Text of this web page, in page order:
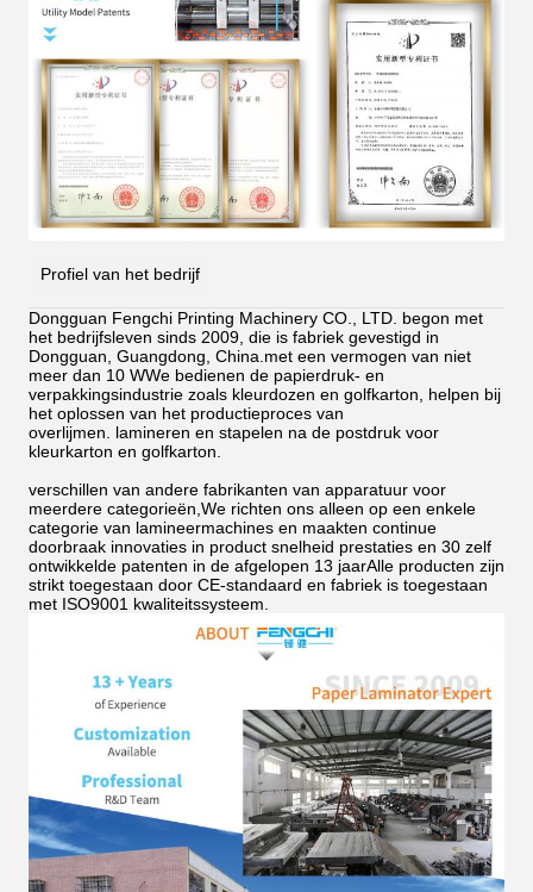
Profiel van het bedrijf
Dongguan Fengchi Printing Machinery CO., LTD. begon met
het bedrijfsleven sinds 2009, die is fabriek gevestigd in
Dongguan, Guangdong, China.met een vermogen van niet
meer dan 10 WWe bedienen de papierdruk- en
verpakkingsindustrie zoals kleurdozen en golfkarton, helpen bij
het oplossen van het productieproces van
overlijmen.
lamineren en stapelen na de postdruk voor
kleurkarton en golfkarton.
verschillen van andere fabrikanten van apparatuur voor
meerdere categorieën,We richten ons alleen op een enkele
categorie van lamineermachines en maakten continue
doorbraak innovaties in product snelheid prestaties en 30 zelf
ontwikkelde patenten in de afgelopen 13 jaarAlle producten zijn
strikt toegestaan door CE-standaard en fabriek is toegestaan
met ISO9001 kwaliteitssysteem.